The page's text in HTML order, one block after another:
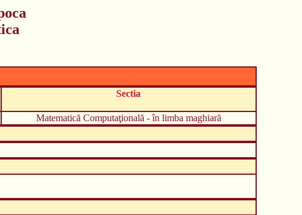
Sectia
Matematică Computaţională - în limba maghiară